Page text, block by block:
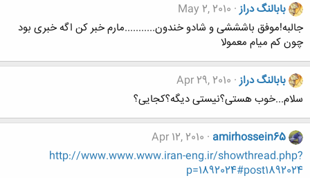
بابالنگ دراز May 2, 2010
جالبه!موفق باشششی و شادو خندون...........مارم خبر کن اگه خبری بود
چون کم میام معمولا
بابالنگ دراز Apr 29, 2010
سلام...خوب هستی؟نیستی دیگه؟کجایی؟
amirhossein65
Apr 12, 2010
http://www.www.www.iran-eng.ir/showthread.php?
p=1892024#post1892024